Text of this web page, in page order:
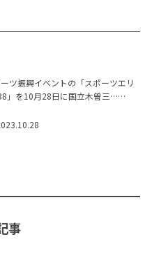
ツ振興イベントの「スポーツエリ
」を10月28日に国立木曽三……
事